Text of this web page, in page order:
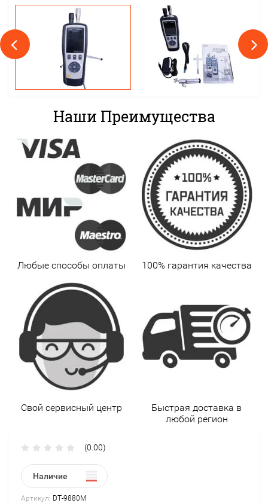
Наши Преимущества
Любые способы оплаты 100% гарантия качества
Свой сервисный центр
Быстрая доставка в
любой регион
(0.00)
Наличие
Артикул: DT-9880М